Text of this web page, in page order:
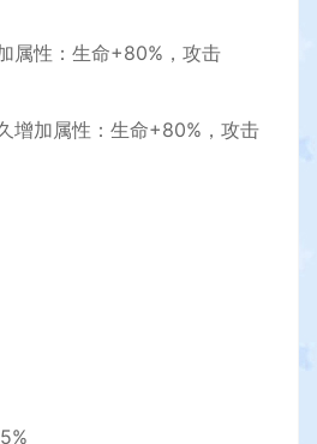
属性：生命+80%，攻击
增加属性：生命+80%，攻击